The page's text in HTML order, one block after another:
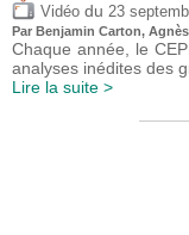
Vidéo du 23
Par Benjamin Carton,
Chaque année, le
analyses inédites des
Lire la suite >